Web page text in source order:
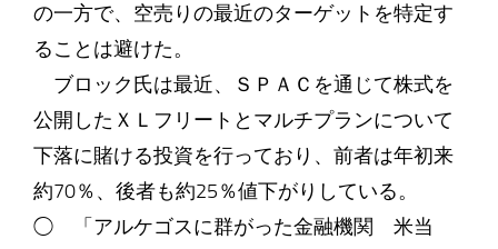
の一方で、空売りの最近のターゲットを特定す
ることは避けた。
ブロック氏は最近、ＳＰＡＣを通じて株式を
公開したＸＬフリートとマルチプランについて
下落に賭ける投資を行っており、前者は年初来
約70％、後者も約25％値下がりしている。
◯ 「アルケゴスに群がった金融機関 米当